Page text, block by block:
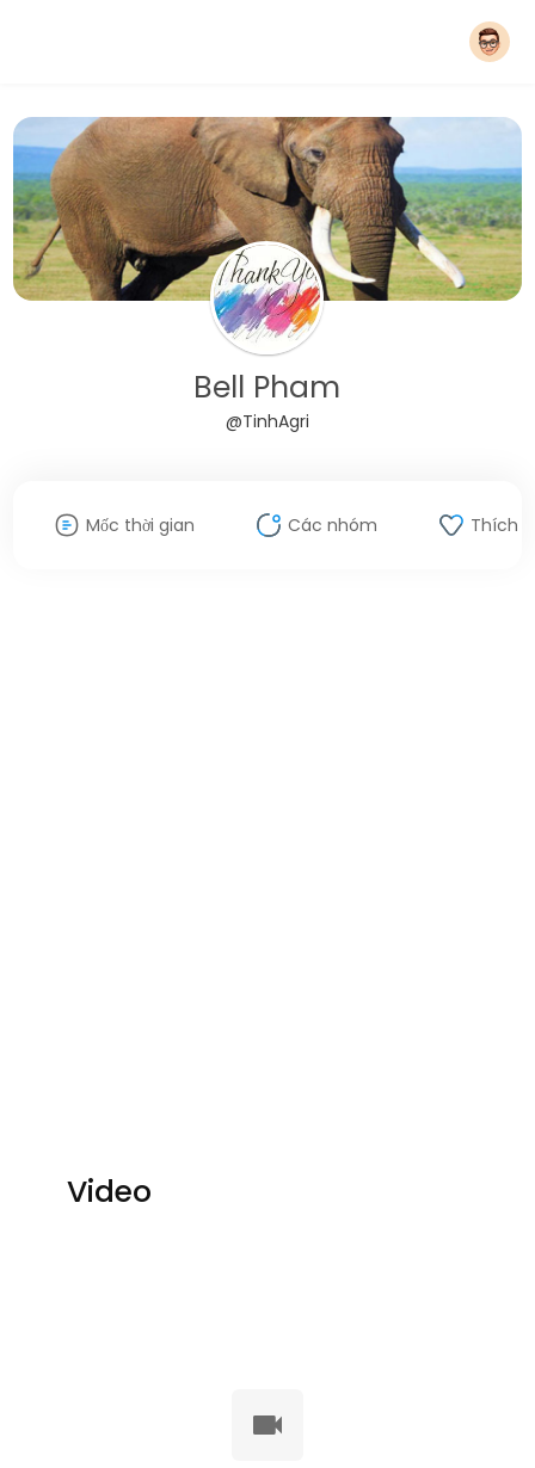
Bell Pham
@TinhAgri
Mốc thời gian Các nhóm Thích
Video